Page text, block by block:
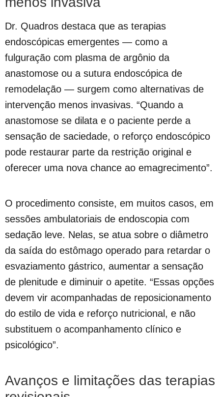
Dr. Quadros destaca que as terapias
endoscópicas emergentes — como a
fulguração com plasma de argônio da
anastomose ou a sutura endoscópica de
remodelação — surgem como alternativas de
intervenção menos invasivas. “Quando a
anastomose se dilata e o paciente perde a
sensação de saciedade, o reforço endoscópico
pode restaurar parte da restrição original e
oferecer uma nova chance ao emagrecimento”.
O procedimento consiste, em muitos casos, em
sessões ambulatoriais de endoscopia com
sedação leve. Nelas, se atua sobre o diâmetro
da saída do estômago operado para retardar o
esvaziamento gástrico, aumentar a sensação
de plenitude e diminuir o apetite. “Essas opções
devem vir acompanhadas de reposicionamento
do estilo de vida e reforço nutricional, e não
substituem o acompanhamento clínico e
psicológico”.
Avanços e limitações das terapias